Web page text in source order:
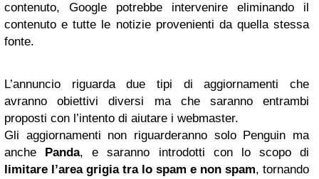
contenuto, Google potrebbe intervenire eliminando il
contenuto e tutte le notizie provenienti da quella stessa
fonte.
L’annuncio riguarda due tipi di aggiornamenti che
avranno obiettivi diversi ma che saranno entrambi
proposti con l’intento di aiutare i webmaster.
Gli aggiornamenti non riguarderanno solo Penguin ma
anche Panda, e saranno introdotti con lo scopo di
limitare l’area grigia tra lo spam e non spam, tornando